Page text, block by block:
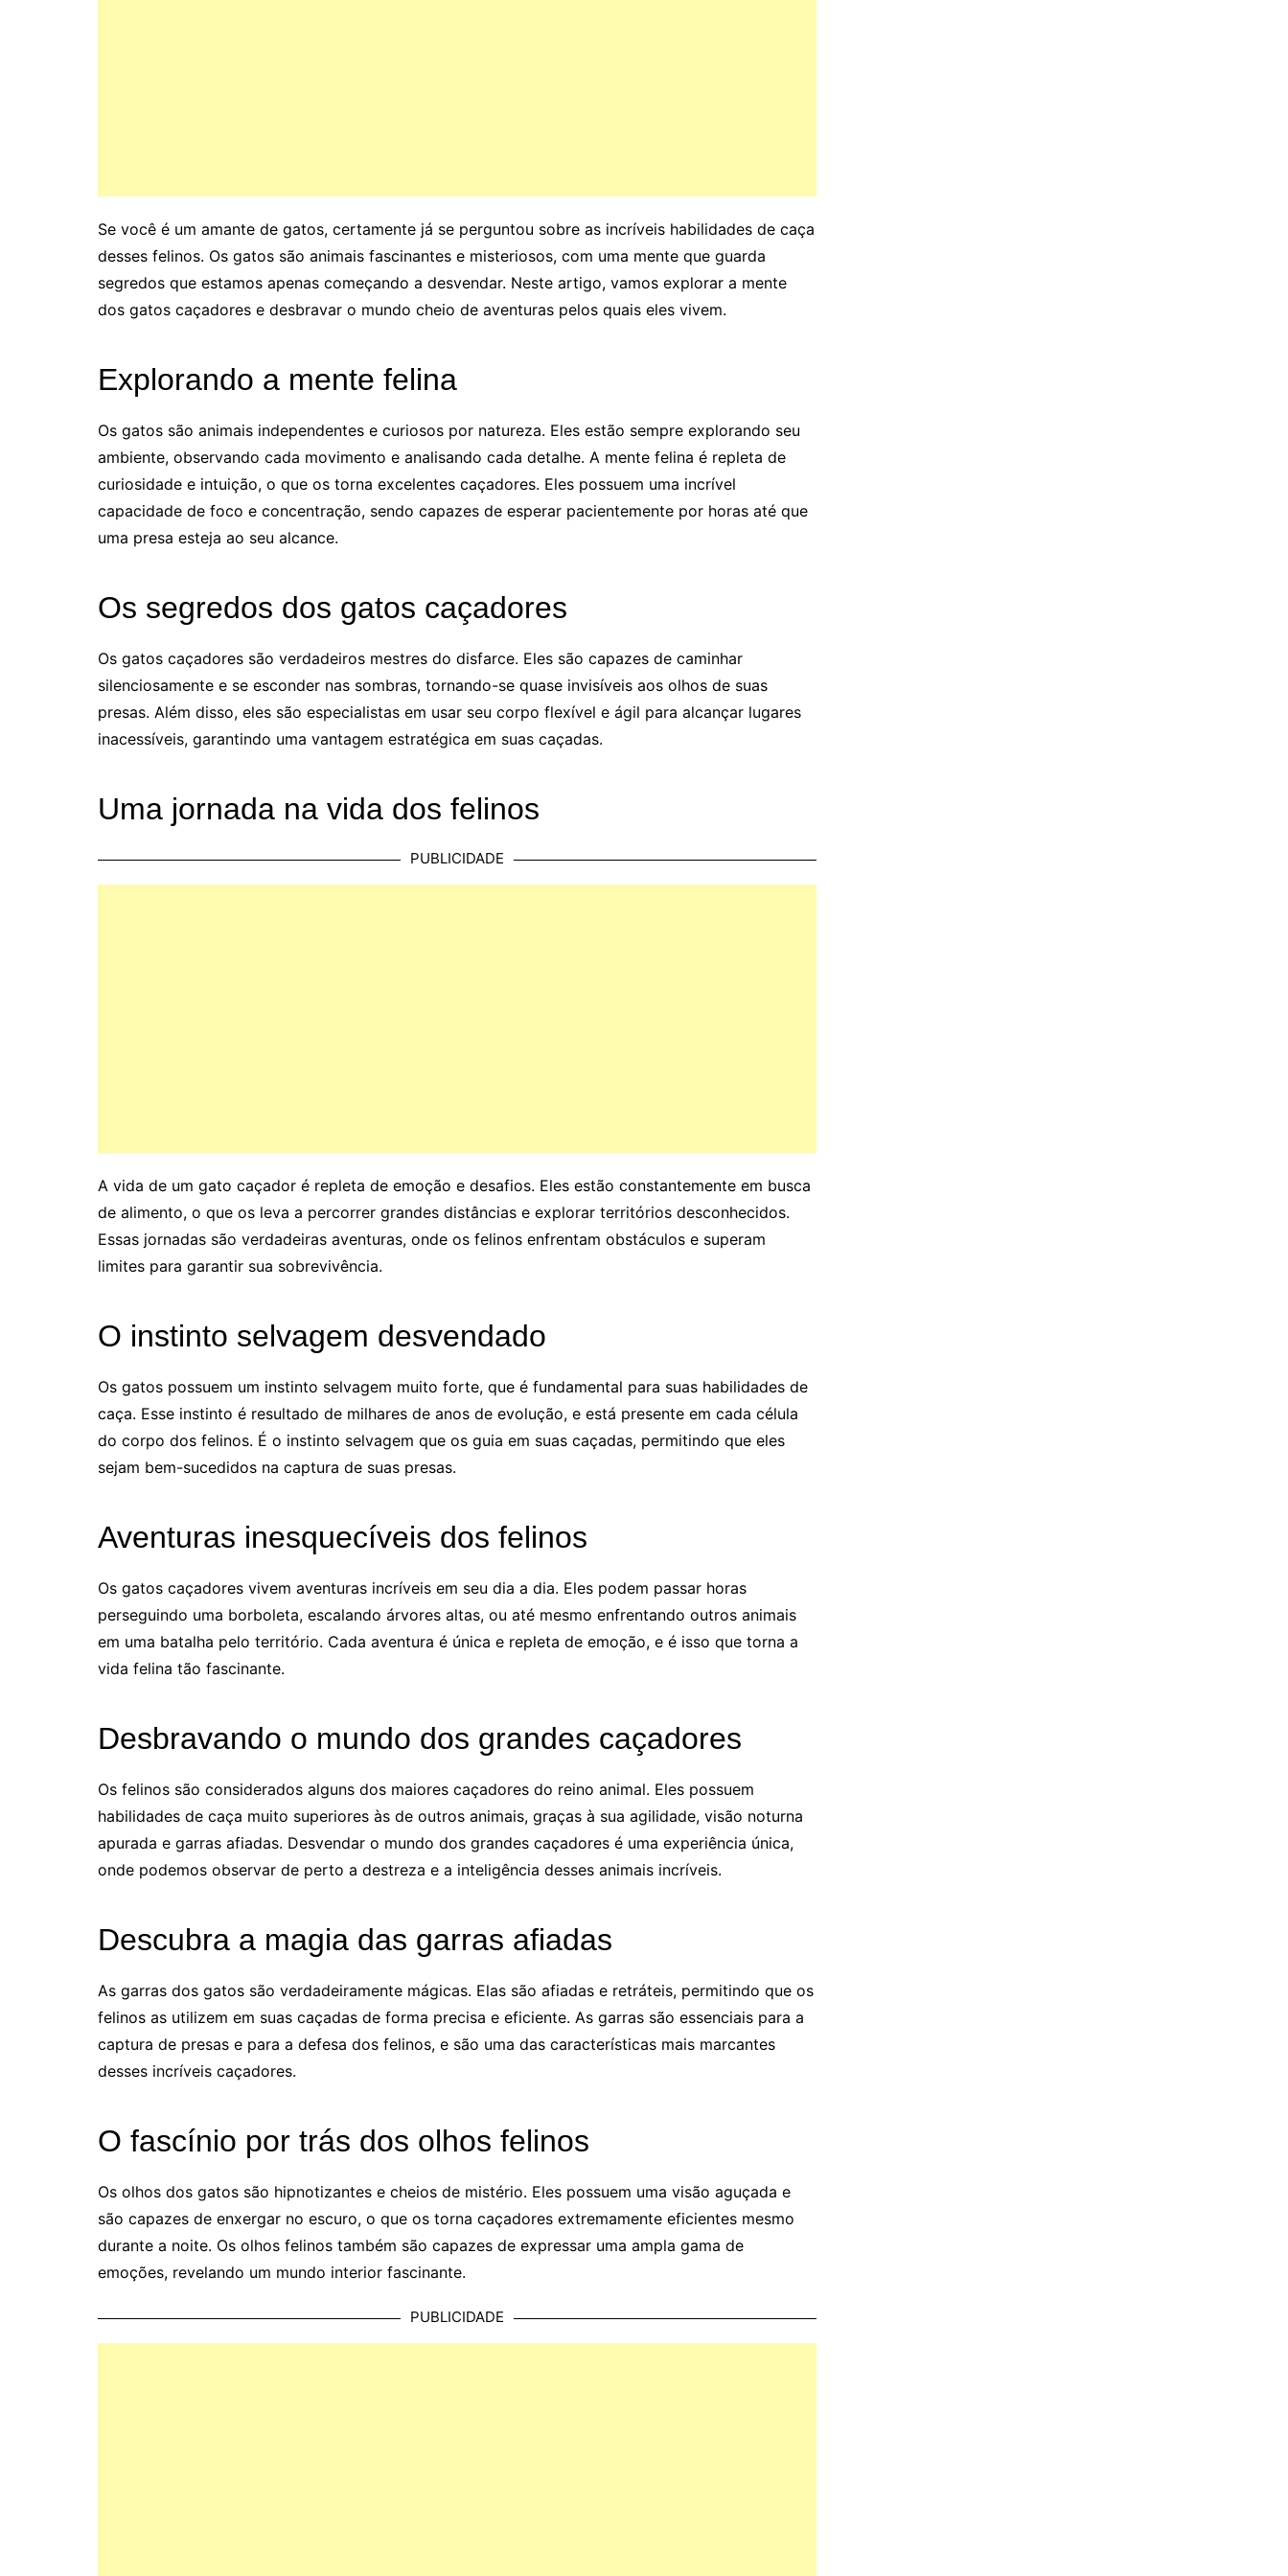
Se você é um amante de gatos, certamente já se perguntou sobre as incríveis habilidades de caça
desses felinos. Os gatos são animais fascinantes e misteriosos, com uma mente que guarda
segredos que estamos apenas começando a desvendar. Neste artigo, vamos explorar a mente
dos gatos caçadores e desbravar o mundo cheio de aventuras pelos quais eles vivem.
Explorando a mente felina
Os gatos são animais independentes e curiosos por natureza. Eles estão sempre explorando seu
ambiente, observando cada movimento e analisando cada detalhe. A mente felina é repleta de
curiosidade e intuição, o que os torna excelentes caçadores. Eles possuem uma incrível
capacidade de foco e concentração, sendo capazes de esperar pacientemente por horas até que
uma presa esteja ao seu alcance.
Os segredos dos gatos caçadores
Os gatos caçadores são verdadeiros mestres do disfarce. Eles são capazes de caminhar
silenciosamente e se esconder nas sombras, tornando-se quase invisíveis aos olhos de suas
presas. Além disso, eles são especialistas em usar seu corpo flexível e ágil para alcançar lugares
inacessíveis, garantindo uma vantagem estratégica em suas caçadas.
Uma jornada na vida dos felinos
PUBLICIDADE
A vida de um gato caçador é repleta de emoção e desafios. Eles estão constantemente em busca
de alimento, o que os leva a percorrer grandes distâncias e explorar territórios desconhecidos.
Essas jornadas são verdadeiras aventuras, onde os felinos enfrentam obstáculos e superam
limites para garantir sua sobrevivência.
O instinto selvagem desvendado
Os gatos possuem um instinto selvagem muito forte, que é fundamental para suas habilidades de
caça. Esse instinto é resultado de milhares de anos de evolução, e está presente em cada célula
do corpo dos felinos. É o instinto selvagem que os guia em suas caçadas, permitindo que eles
sejam bem-sucedidos na captura de suas presas.
Aventuras inesquecíveis dos felinos
Os gatos caçadores vivem aventuras incríveis em seu dia a dia. Eles podem passar horas
perseguindo uma borboleta, escalando árvores altas, ou até mesmo enfrentando outros animais
em uma batalha pelo território. Cada aventura é única e repleta de emoção, e é isso que torna a
vida felina tão fascinante.
Desbravando o mundo dos grandes caçadores
Os felinos são considerados alguns dos maiores caçadores do reino animal. Eles possuem
habilidades de caça muito superiores às de outros animais, graças à sua agilidade, visão noturna
apurada e garras afiadas. Desvendar o mundo dos grandes caçadores é uma experiência única,
onde podemos observar de perto a destreza e a inteligência desses animais incríveis.
Descubra a magia das garras afiadas
As garras dos gatos são verdadeiramente mágicas. Elas são afiadas e retráteis, permitindo que os
felinos as utilizem em suas caçadas de forma precisa e eficiente. As garras são essenciais para a
captura de presas e para a defesa dos felinos, e são uma das características mais marcantes
desses incríveis caçadores.
O fascínio por trás dos olhos felinos
Os olhos dos gatos são hipnotizantes e cheios de mistério. Eles possuem uma visão aguçada e
são capazes de enxergar no escuro, o que os torna caçadores extremamente eficientes mesmo
durante a noite. Os olhos felinos também são capazes de expressar uma ampla gama de
emoções, revelando um mundo interior fascinante.
PUBLICIDADE